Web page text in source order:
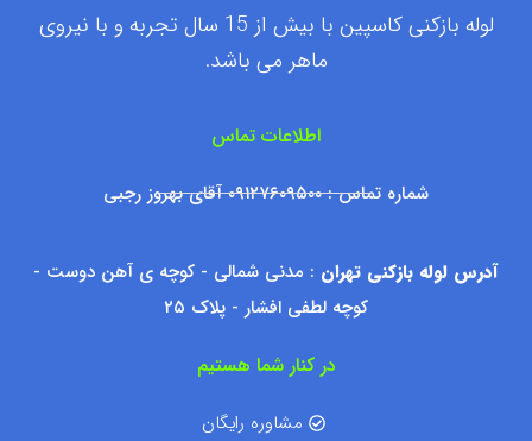
لوله بازکنی کاسپین با بیش از 15 سال تجربه و با نیروی
ماهر می باشد.
اطلاعات تماس
شماره تماس : ۰۹۱۲۷۶۰۹۵۰۰ آقای بهروز رجبی
آدرس لوله بازکنی تهران : مدنی شمالی - کوچه ی آهن دوست -
کوچه لطفی افشار - پلاک ۲۵
در کنار شما هستیم
مشاوره رایگان